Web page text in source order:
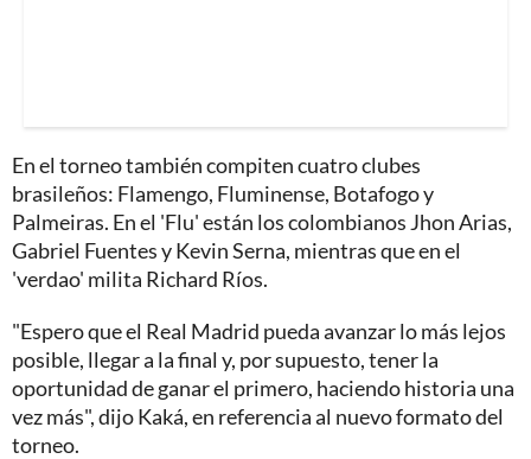
En el torneo también compiten cuatro clubes
brasileños: Flamengo, Fluminense, Botafogo y
Palmeiras. En el 'Flu' están los colombianos Jhon Arias,
Gabriel Fuentes y Kevin Serna, mientras que en el
'verdao' milita Richard Ríos.
"Espero que el Real Madrid pueda avanzar lo más lejos
posible, llegar a la final y, por supuesto, tener la
oportunidad de ganar el primero, haciendo historia una
vez más", dijo Kaká, en referencia al nuevo formato del
torneo.